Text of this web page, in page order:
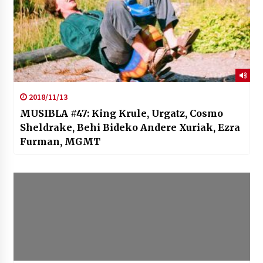
2018/11/13
MUSIBLA #47: King Krule, Urgatz, Cosmo
Sheldrake, Behi Bideko Andere Xuriak, Ezra
Furman, MGMT